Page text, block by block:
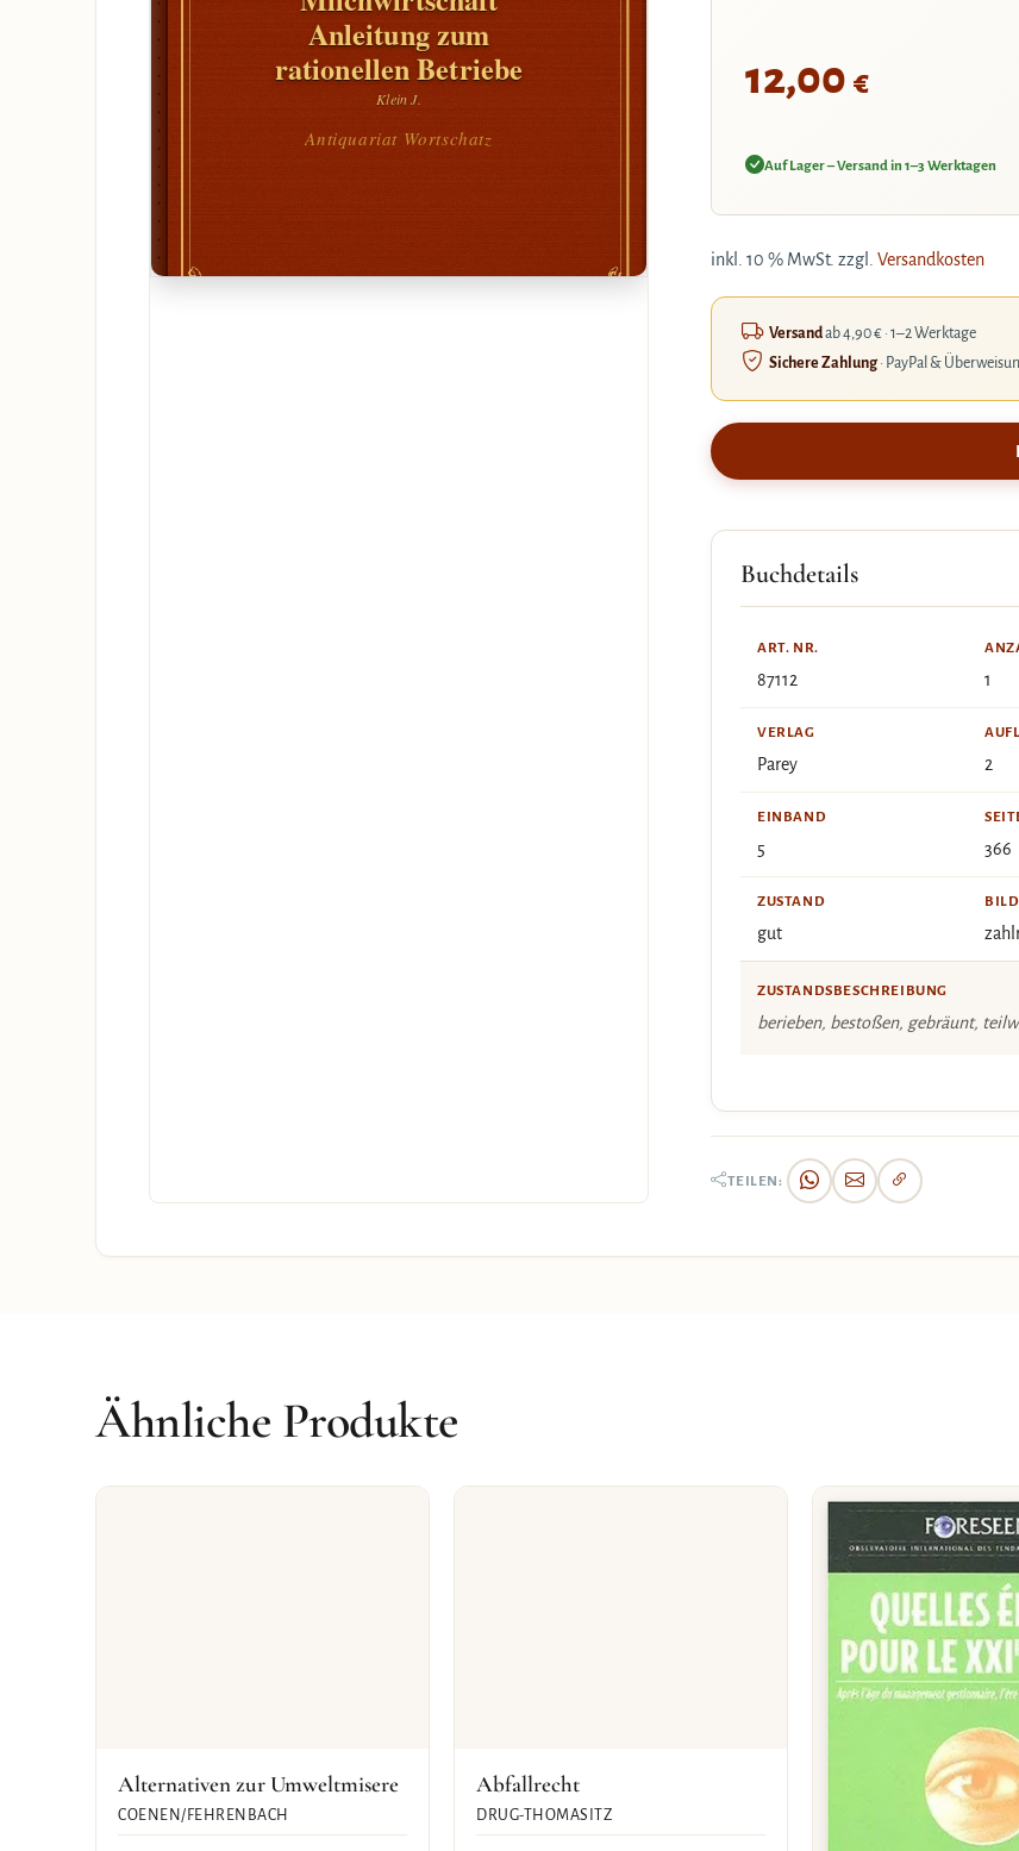
Anleitung zum
rationellen Betriebe
Klein J.
Antiquariat Wortschatz
12,00 €
Auf Lager – Versand in 1–3 Werktagen
inkl. 10 % MwSt. zzgl. Versandkosten
Versandab 4,90 € · 1–2 Werktage
Sichere Zahlung· PayPal &
Buchdetails
ART. NR.
87112 1
VERLAG
Parey 2
EINBAND
5 366
ZUSTAND
gut
ZUSTANDSBESCHREIBUNG
berieben, bestoßen, gebräunt,
TEILEN:
Ähnliche Produkte
Alternativen zur Umweltmisere
COENEN/FEHRENBACH
Abfallrecht
DRUG-THOMASITZ